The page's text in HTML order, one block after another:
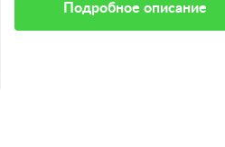
Подробное описание